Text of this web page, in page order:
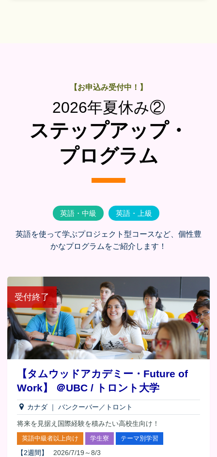
【お申込み受付中！】
2026年夏休み②
ステップアップ・
プログラム
英語・中級 英語・上級
英語を使って学ぶプロジェクト型コースなど、個性豊
かなプログラムをご紹介します！
受付終了
【タムウッドアカデミー・Future of
Work】 ＠UBC / トロント大学
カナダ｜ バンクーバー／トロント
将来を見据え国際経験を積みたい高校生向け！
英語中級者以上向け 学生寮 テーマ別学習
【2週間】
2026/7/19～8/3